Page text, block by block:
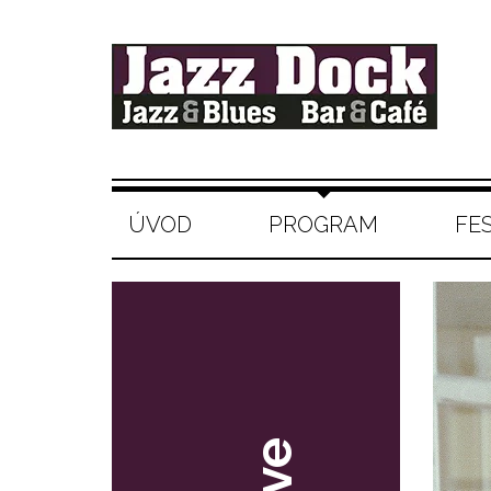
ÚVOD PROGRAM